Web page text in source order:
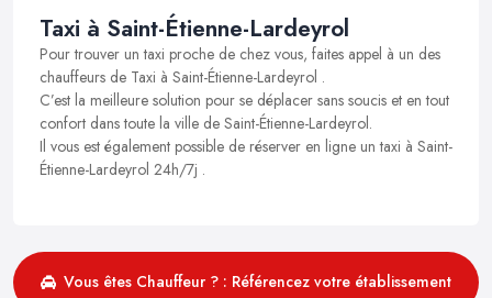
Taxi à Saint-Étienne-Lardeyrol
Pour trouver un taxi proche de chez vous, faites appel à un des
chauffeurs de Taxi à Saint-Étienne-Lardeyrol .
C’est la meilleure solution pour se déplacer sans soucis et en tout
confort dans toute la ville de Saint-Étienne-Lardeyrol.
Il vous est également possible de réserver en ligne un taxi à Saint-
Étienne-Lardeyrol 24h/7j .
Vous êtes Chauffeur ? : Référencez votre établissement